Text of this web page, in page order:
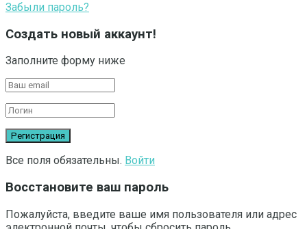
Забыли пароль?
Создать новый аккаунт!
Заполните форму ниже
Все поля обязательны. Войти
Восстановите ваш пароль
Пожалуйста, введите ваше имя пользователя или адрес